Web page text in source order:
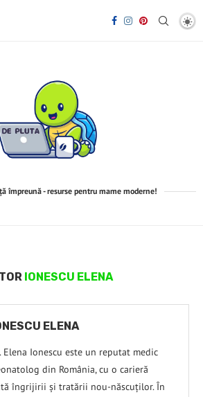
împreună - resurse pentru mame moderne!
IONESCU ELENA
ELENA
Elena Ionescu este un reputat medic
din România, cu o carieră
îngrijirii și tratării nou-născuților. În